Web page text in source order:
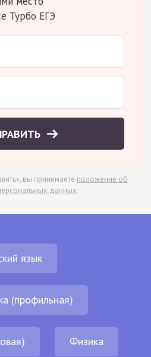
Турбо ЕГЭ
вы принимаете положение об
данных.
язык
(профильная)
Физика